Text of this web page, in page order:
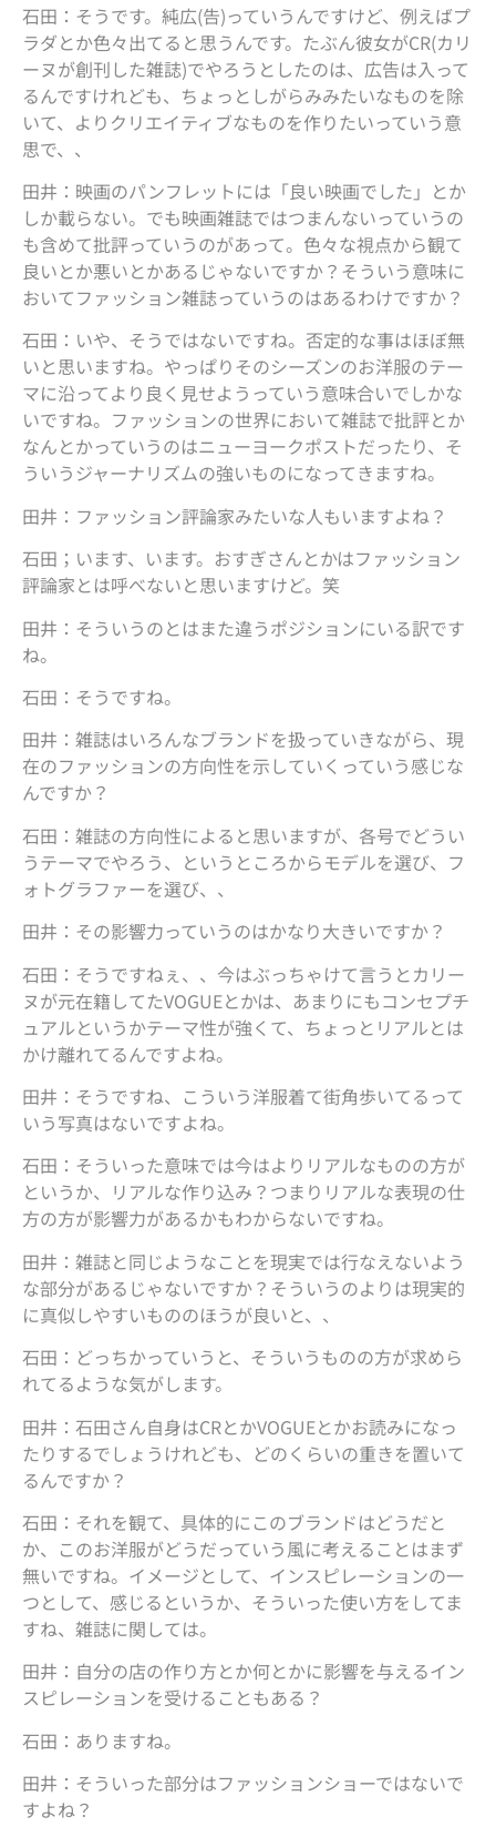
石田：そうです。純広(告)っていうんですけど、例えばプ
ラダとか色々出てると思うんです。たぶん彼女がCR(カリ
ーヌが創刊した雑誌)でやろうとしたのは、広告は入って
るんですけれども、ちょっとしがらみみたいなものを除
いて、よりクリエイティブなものを作りたいっていう意
思で、、
田井：映画のパンフレットには「良い映画でした」とか
しか載らない。でも映画雑誌ではつまんないっていうの
も含めて批評っていうのがあって。色々な視点から観て
良いとか悪いとかあるじゃないですか？そういう意味に
おいてファッション雑誌っていうのはあるわけですか？
石田：いや、そうではないですね。否定的な事はほぼ無
いと思いますね。やっぱりそのシーズンのお洋服のテー
マに沿ってより良く見せようっていう意味合いでしかな
いですね。ファッションの世界において雑誌で批評とか
なんとかっていうのはニューヨークポストだったり、そ
ういうジャーナリズムの強いものになってきますね。
田井：ファッション評論家みたいな人もいますよね？
石田；います、います。おすぎさんとかはファッション
評論家とは呼べないと思いますけど。笑
田井：そういうのとはまた違うポジションにいる訳です
ね。
石田：そうですね。
田井：雑誌はいろんなブランドを扱っていきながら、現
在のファッションの方向性を示していくっていう感じな
んですか？
石田：雑誌の方向性によると思いますが、各号でどうい
うテーマでやろう、というところからモデルを選び、フ
ォトグラファーを選び、、
田井：その影響力っていうのはかなり大きいですか？
石田：そうですねぇ、、今はぶっちゃけて言うとカリー
ヌが元在籍してたVOGUEとかは、あまりにもコンセプチ
ュアルというかテーマ性が強くて、ちょっとリアルとは
かけ離れてるんですよね。
田井：そうですね、こういう洋服着て街角歩いてるって
いう写真はないですよね。
石田：そういった意味では今はよりリアルなものの方が
というか、リアルな作り込み？つまりリアルな表現の仕
方の方が影響力があるかもわからないですね。
田井：雑誌と同じようなことを現実では行なえないよう
な部分があるじゃないですか？そういうのよりは現実的
に真似しやすいもののほうが良いと、、
石田：どっちかっていうと、そういうものの方が求めら
れてるような気がします。
田井：石田さん自身はCRとかVOGUEとかお読みになっ
たりするでしょうけれども、どのくらいの重きを置いて
るんですか？
石田：それを観て、具体的にこのブランドはどうだと
か、このお洋服がどうだっていう風に考えることはまず
無いですね。イメージとして、インスピレーションの一
つとして、感じるというか、そういった使い方をしてま
すね、雑誌に関しては。
田井：自分の店の作り方とか何とかに影響を与えるイン
スピレーションを受けることもある？
石田：ありますね。
田井：そういった部分はファッションショーではないで
すよね？